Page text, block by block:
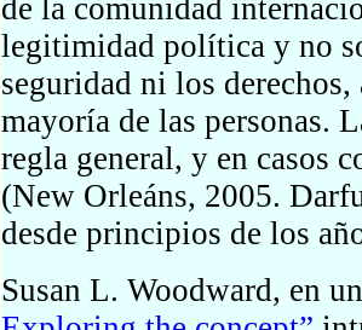
de la comunidad
legitimidad política y no
seguridad ni los derechos,
mayoría de las personas.
regla general, y en casos
(New Orleáns, 2005.
desde principios de los
Susan L. Woodward, en